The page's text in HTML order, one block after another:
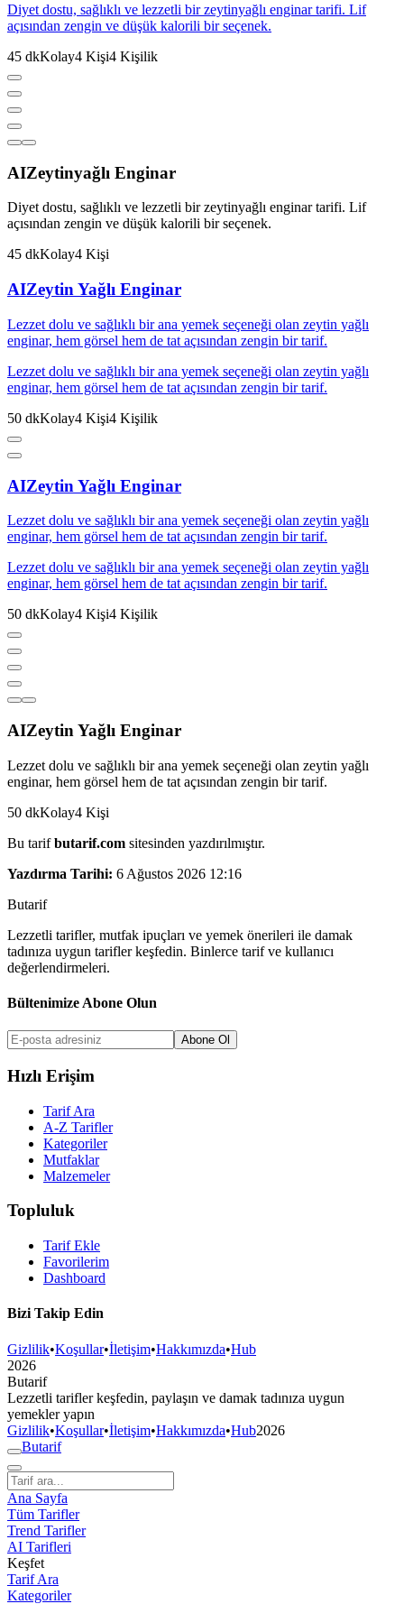
Diyet dostu, sağlıklı ve lezzetli bir zeytinyağlı enginar tarifi. Lif
açısından zengin ve düşük kalorili bir seçenek.
45 dkKolay4 Kişi4 Kişilik
AIZeytinyağlı Enginar
Diyet dostu, sağlıklı ve lezzetli bir zeytinyağlı enginar tarifi. Lif
açısından zengin ve düşük kalorili bir seçenek.
45 dkKolay4 Kişi
AIZeytin Yağlı Enginar
Lezzet dolu ve sağlıklı bir ana yemek seçeneği olan zeytin yağlı
enginar, hem görsel hem de tat açısından zengin bir tarif.
Lezzet dolu ve sağlıklı bir ana yemek seçeneği olan zeytin yağlı
enginar, hem görsel hem de tat açısından zengin bir tarif.
50 dkKolay4 Kişi4 Kişilik
AIZeytin Yağlı Enginar
Lezzet dolu ve sağlıklı bir ana yemek seçeneği olan zeytin yağlı
enginar, hem görsel hem de tat açısından zengin bir tarif.
Lezzet dolu ve sağlıklı bir ana yemek seçeneği olan zeytin yağlı
enginar, hem görsel hem de tat açısından zengin bir tarif.
50 dkKolay4 Kişi4 Kişilik
AIZeytin Yağlı Enginar
Lezzet dolu ve sağlıklı bir ana yemek seçeneği olan zeytin yağlı
enginar, hem görsel hem de tat açısından zengin bir tarif.
50 dkKolay4 Kişi
Bu tarifbutarif.com sitesinden yazdırılmıştır.
Yazdırma Tarihi: 6 Ağustos 2026 12:16
Butarif
Lezzetli tarifler, mutfak ipuçları ve yemek önerileri ile damak
tadınıza uygun tarifler keşfedin. Binlerce tarif ve kullanıcı
değerlendirmeleri.
Bültenimize Abone Olun
Abone Ol
Hızlı Erişim
Tarif Ara
A-Z Tarifler
Kategoriler
Mutfaklar
Malzemeler
Topluluk
Tarif Ekle
Favorilerim
Dashboard
Bizi Takip Edin
Gizlilik•Koşullar•İletişim•Hakkımızda•Hub
2026
Butarif
Lezzetli tarifler keşfedin, paylaşın ve damak tadınıza uygun
yemekler yapın
Gizlilik•Koşullar•İletişim•Hakkımızda•Hub2026
Butarif
Ana Sayfa
Tüm Tarifler
Trend Tarifler
AI Tarifleri
Keşfet
Tarif Ara
Kategoriler